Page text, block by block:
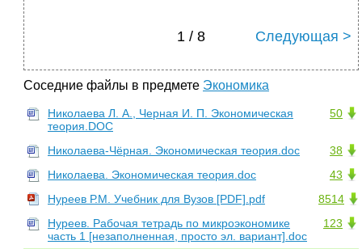
1 / 8 Следующая >
Соседние файлы в предмете Экономика
50
Николаева Л. А., Черная И. П. Экономическая
теория.DOC
38
Николаева-Чёрная. Экономическая теория.doc
43
Николаева. Экономическая теория.doc
8514
Нуреев Р.М. Учебник для Вузов [PDF].pdf
123
Нуреев. Рабочая тетрадь по микроэкономике
часть 1 [незаполненная, просто эл. вариант].doc